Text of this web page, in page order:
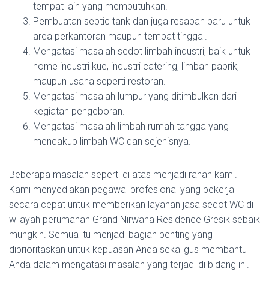
tempat lain yang membutuhkan.
Pembuatan septic tank dan juga resapan baru untuk
area perkantoran maupun tempat tinggal.
Mengatasi masalah sedot limbah industri, baik untuk
home industri kue, industri catering, limbah pabrik,
maupun usaha seperti restoran.
Mengatasi masalah lumpur yang ditimbulkan dari
kegiatan pengeboran.
Mengatasi masalah limbah rumah tangga yang
mencakup limbah WC dan sejenisnya.
Beberapa masalah seperti di atas menjadi ranah kami.
Kami menyediakan pegawai profesional yang bekerja
secara cepat untuk memberikan layanan jasa sedot WC di
wilayah perumahan Grand Nirwana Residence Gresik sebaik
mungkin. Semua itu menjadi bagian penting yang
diprioritaskan untuk kepuasan Anda sekaligus membantu
Anda dalam mengatasi masalah yang terjadi di bidang ini.